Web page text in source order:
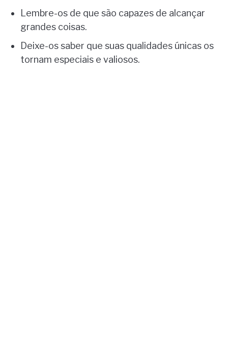
Lembre-os de que são capazes de alcançar
grandes coisas.
Deixe-os saber que suas qualidades únicas os
tornam especiais e valiosos.